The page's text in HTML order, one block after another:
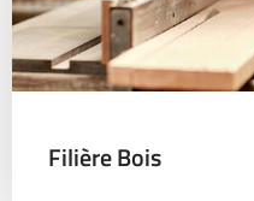
Filière Bois